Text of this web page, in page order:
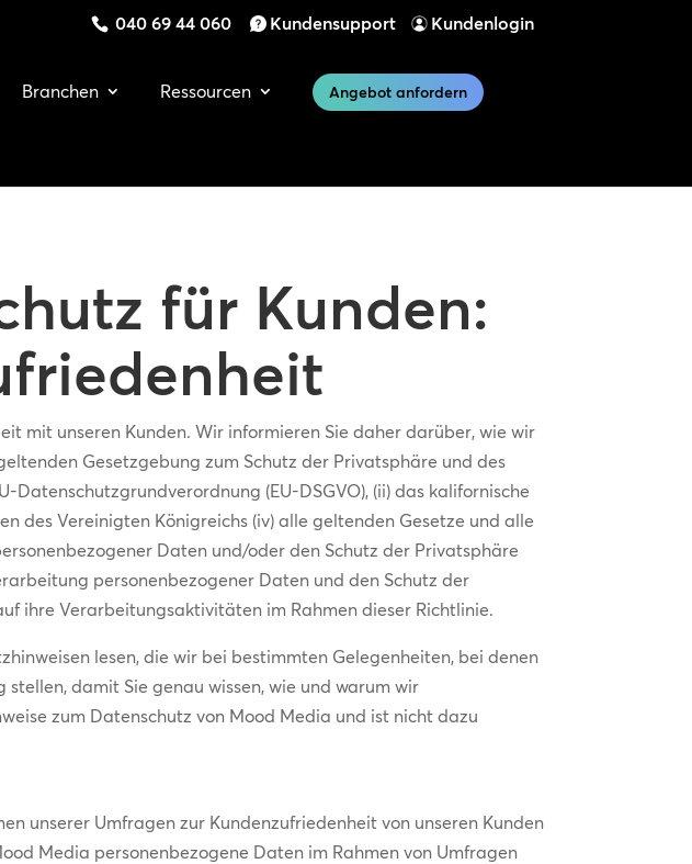
040 69 44 060 Kundensupport Kundenlogin
Branchen Ressourcen Angebot anfordern
für Kunden:
mit unseren Kunden. Wir informieren Sie daher darüber, wie wir
Gesetzgebung zum Schutz der Privatsphäre und des
Datenschutzgrundverordnung (EU-DSGVO), (ii) das kalifornische
des Vereinigten Königreichs (iv) alle geltenden Gesetze und alle
Daten und/oder den Schutz der Privatsphäre
personenbezogener Daten und den Schutz der
ihre Verarbeitungsaktivitäten im Rahmen dieser Richtlinie.
lesen, die wir bei bestimmten Gelegenheiten, bei denen
damit Sie genau wissen, wie und warum wir
zum Datenschutz von Mood Media und ist nicht dazu
unserer Umfragen zur Kundenzufriedenheit von unseren Kunden
Media personenbezogene Daten im Rahmen von Umfragen